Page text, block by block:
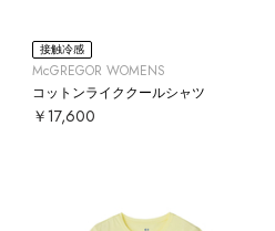
接触冷感
McGREGOR WOMENS
コットンライククールシャツ
￥17,600